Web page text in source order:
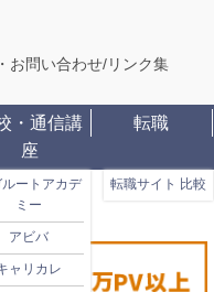
お問い合わせ/リンク集
・通信講
座
ルートアカデ
ミー
アビバ
ャリカレ
転職
転職サイト 比較